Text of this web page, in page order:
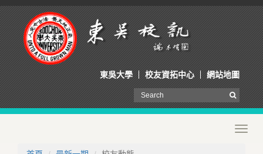
東吳大學 校友資拓中心 網站地圖